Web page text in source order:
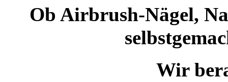
Ob Airbrush-Nägel,
Wir